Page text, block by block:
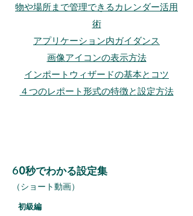
物や場所まで管理できるカレンダー活用
術
アプリケーション内ガイダンス
​画像アイコンの表示方法
イ ンポートウィザードの基本とコツ
４つのレポート形式の特徴と設定方法
​60秒でわかる設定集
（ショート動画）
初級編